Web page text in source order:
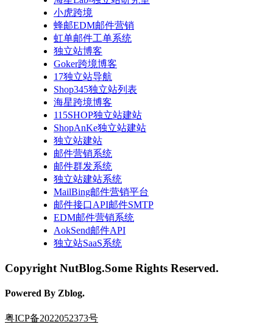
小虎跨境
蜂邮EDM邮件营销
虹单邮件工单系统
独立站博客
Goker跨境博客
17独立站导航
Shop345独立站列表
海星跨境博客
115SHOP独立站建站
ShopAnKe独立站建站
独立站建站
邮件营销系统
邮件群发系统
独立站建站系统
MailBing邮件营销平台
邮件接口API邮件SMTP
EDM邮件营销系统
AokSend邮件API
独立站SaaS系统
Copyright NutBlog.Some Rights Reserved.
Powered By Zblog.
粤ICP备2022052373号